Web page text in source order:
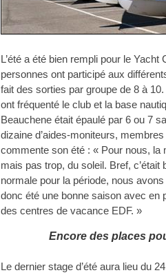
L’été a été bien rempli pour le
personnes ont participé aux
fait des sorties par groupe de 8 à
ont fréquenté le club et la base
Beauchene était épaulé par 6 ou 7
dizaine d’aides-moniteurs,
commente son été : « Pour nous, la
mais pas trop, du soleil. Bref, c’était
normale pour la période, nous
donc été une bonne saison avec en
des centres de vacance EDF. »
Encore des places
Le dernier stage d’été aura lieu du